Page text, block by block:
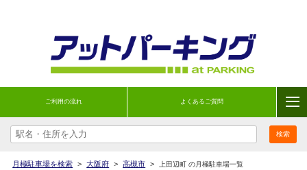
ご利用の流れ よくあるご質問
月極駐車場を検索 > 大阪府 > 高槻市 > 上田辺町 の月極駐車場一覧